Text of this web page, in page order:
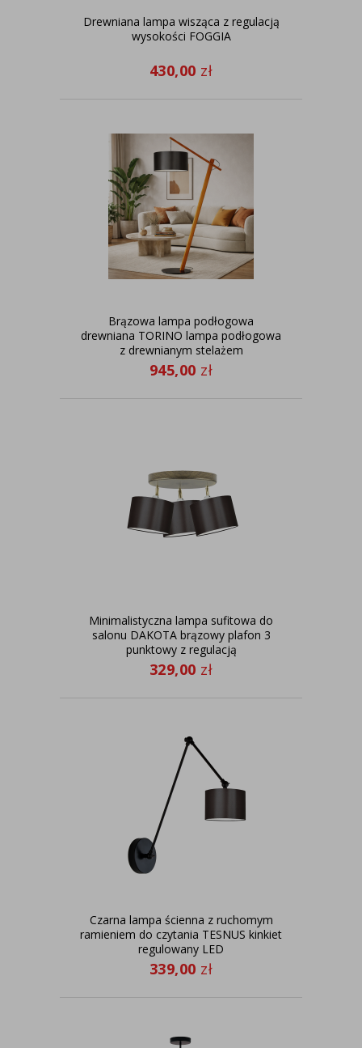
Drewniana lampa wisząca z regulacją
wysokości FOGGIA
430,00 zł
Brązowa lampa podłogowa
drewniana TORINO lampa podłogowa
z drewnianym stelażem
945,00 zł
Minimalistyczna lampa sufitowa do
salonu DAKOTA brązowy plafon 3
punktowy z regulacją
329,00 zł
Czarna lampa ścienna z ruchomym
ramieniem do czytania TESNUS kinkiet
regulowany LED
339,00 zł